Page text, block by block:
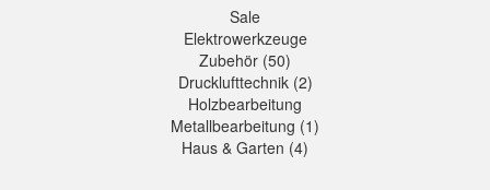
Sale
Elektrowerkzeuge
Zubehör (50)
Drucklufttechnik (2)
Holzbearbeitung
Metallbearbeitung (1)
Haus & Garten (4)